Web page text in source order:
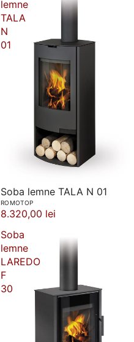
lemne
TALA
N
01
Soba lemne TALA N 01
ROMOTOP
8.320,00 lei
Soba
lemne
LAREDO
F
30